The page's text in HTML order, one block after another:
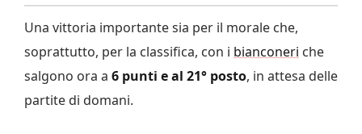
Una vittoria importante sia per il morale che,
soprattutto, per la classifica, con i bianconeri che
salgono ora a 6 punti e al 21° posto, in attesa delle
partite di domani.